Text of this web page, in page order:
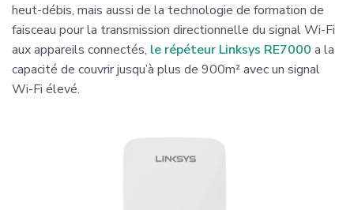
heut-débis, mais aussi de la technologie de formation de
faisceau pour la transmission directionnelle du signal Wi-Fi
aux appareils connectés, le répéteur Linksys RE7000 a la
capacité de couvrir jusqu’à plus de 900m² avec un signal
Wi-Fi élevé.